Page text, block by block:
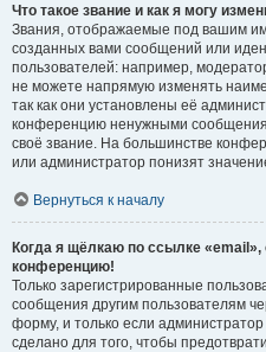
Что такое звание и как я могу
Звания, отображаемые под вашим
созданных вами сообщений или
пользователей: например,
не можете напрямую изменять
так как они установлены её
конференцию ненужными
своё звание. На большинстве
или администратор понизят
Вернуться к началу
Когда я щёлкаю по ссылке «email»,
конференцию!
Только зарегистрированные
сообщения другим пользователям
форму, и только если
сделано для того, чтобы